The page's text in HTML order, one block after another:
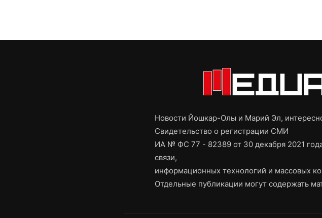
Новости Йошкар-Олы и Марий Эл,
Свидетельство о регистрации СМИ
ИА № ФС 77 - 82389 от 30 декабря 2021
связи,
информационных технологий и массовых
Отдельные публикации могут содержать